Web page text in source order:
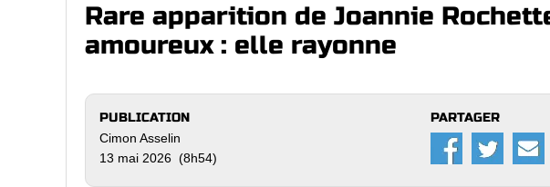
Rare apparition de Joannie
amoureux : elle rayonne
PUBLICATION
Cimon Asselin
13 mai 2026 (8h54)
PARTAGER